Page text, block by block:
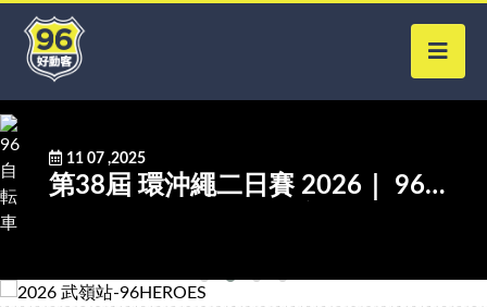
11 07 ,2025
第38屆 環沖繩二日賽 2026｜ 96